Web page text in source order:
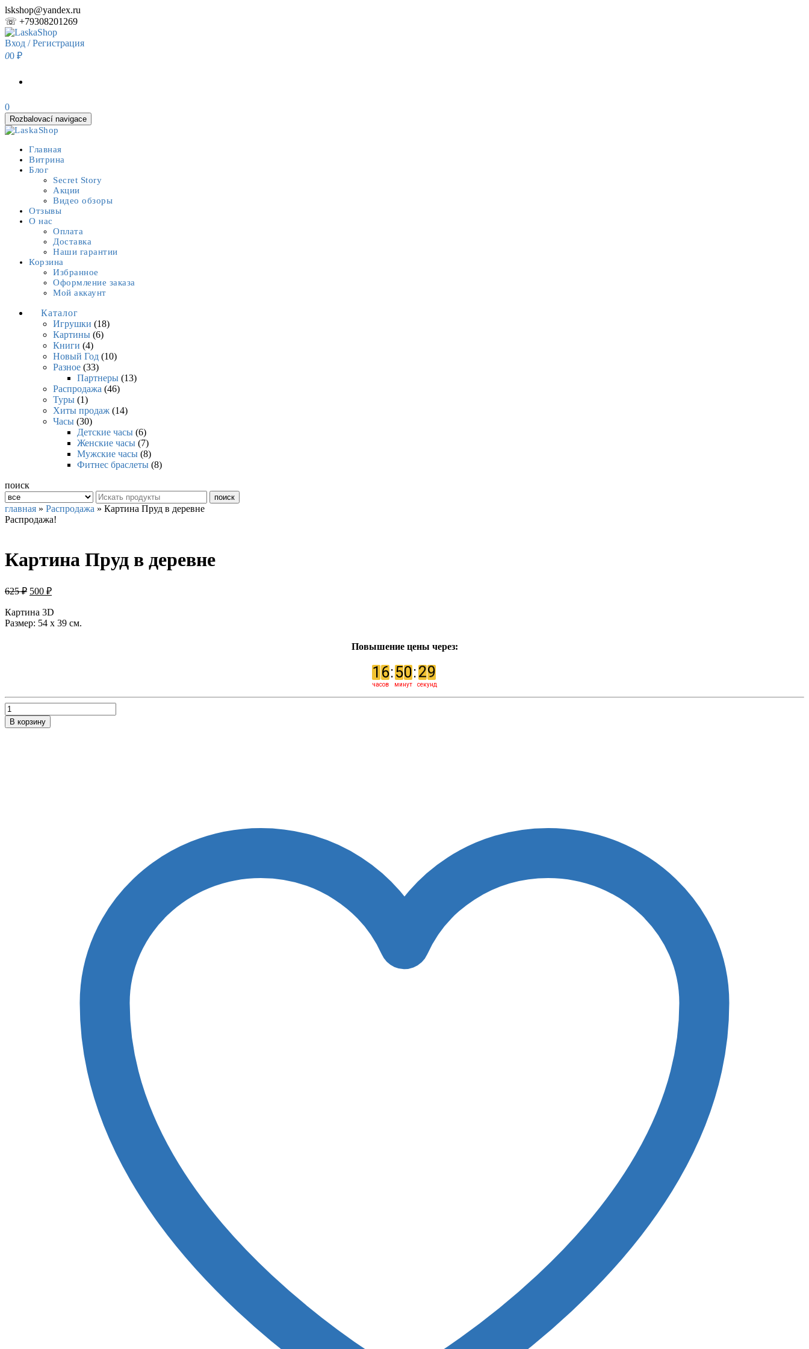
Skip
to
the
content
lskshop@yandex.ru
☏ +79308201269
Вход / Регистрация
00 ₽
0
Rozbalovací navigace
Главная
Витрина
Блог
Secret Story
Акции
Видео обзоры
Отзывы
О нас
Оплата
Доставка
Наши гарантии
Корзина
Избранное
Оформление заказа
Мой аккаунт
Каталог
Игрушки (18)
Картины (6)
Книги (4)
Новый Год (10)
Разное (33)
Партнеры (13)
Распродажа (46)
Туры (1)
Хиты продаж (14)
Часы (30)
Детские часы (6)
Женские часы (7)
Мужские часы (8)
Фитнес браслеты (8)
поиск
поиск
главная » Распродажа » Картина Пруд в деревне
Распродажа!
Картина Пруд в деревне
625₽ Первоначальная
составляла
625 ₽.
500 ₽Текущая
500 ₽.
Картина 3D
Размер: 54 х 39 см.
Повышение цены через:
1 6
часов
:50
минут
:2
9
8
секунд
Количество
товара
Картина
В корзину